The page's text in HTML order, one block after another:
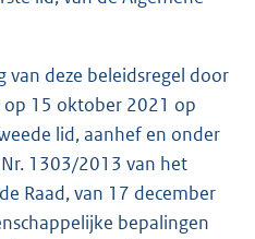
van deze beleidsregel door
op 15 oktober 2021 op
lid, aanhef en onder
1303/2013 van het
Raad, van 17 december
bepalingen